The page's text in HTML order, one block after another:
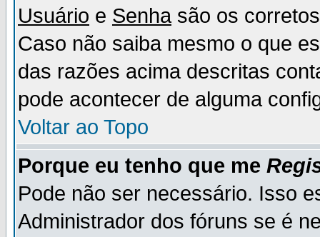
Usuário e Senhasão os
Caso não saiba mesmo o que
das razões acima descritas
pode acontecer de alguma
Voltar ao Topo
Porque eu tenho que me
Pode não ser necessário. Isso
Administrador dos fóruns se é